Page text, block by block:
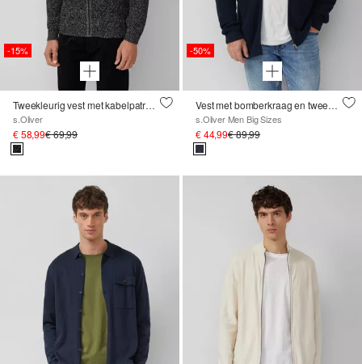
-15%
Tweekleurig vest met kabelpatroon en opstaande kraag
s.Oliver
€ 58,99€ 69,99
-50%
Vest met bomberkraag en tweewegritssluiting
s.Oliver Men Big Sizes
€ 44,99€ 89,99